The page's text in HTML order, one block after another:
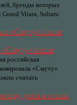
бренды которых
Vitara, Subaru
после
российская
«Смуту»
считать